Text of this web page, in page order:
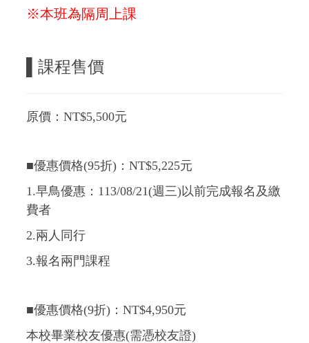
※本班為隔周上課
▌課程售價
原價：NT$5,500元
■優惠價格(95折)：NT$5,225元
1.早鳥優惠：113/08/21(週三)以前完成報名及繳
費者
2.兩人同行
3.報名兩門課程
■優惠價格(9折)：NT$4,950元
本校畢業校友優惠(需憑校友證)